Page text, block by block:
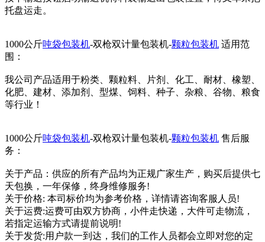
托盘运走。
1000公斤吨袋包装机-双枪双计量包装机-颗粒包装机 适用范
围：
我公司产品适用于粉类、颗粒料、片剂、化工、耐材、橡塑、
化肥、建材、添加剂、型煤、饲料、种子、杂粮、谷物、粮食
等行业！
1000公斤吨袋包装机-双枪双计量包装机-颗粒包装机 售后服
务：
关于产品：供应的所有产品均为正规广家生产，购买后提供七
天包换，一年保修，终身维修服务!
关于价格: 本司标价均为参考价格，详情请咨询客服人员!
关于运费:运费可由双方协商，小件走快递，大件可走物流，
若指定运输方式请提前说明!
关于发货:用户款一到达，我们的工作人员都会立即对您的定